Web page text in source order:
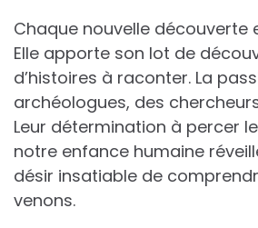
Chaque nouvelle découverte
Elle apporte son lot de
d’histoires à raconter. La
archéologues, des
Leur détermination à percer
notre enfance humaine
désir insatiable de
venons.